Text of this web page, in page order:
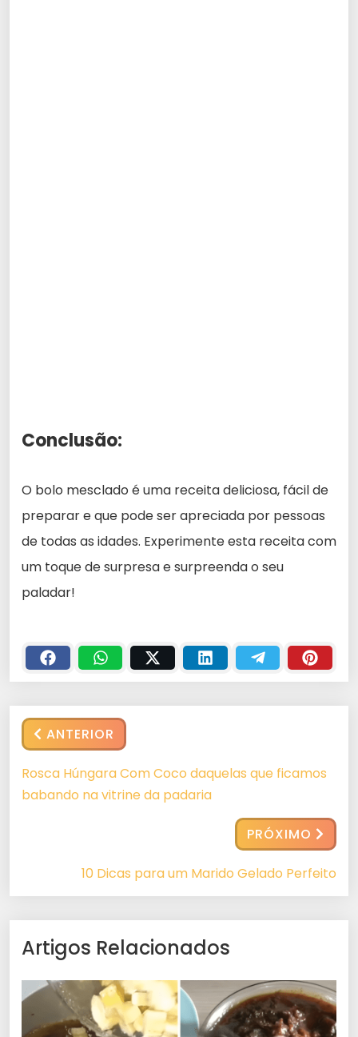
Conclusão:
O bolo mesclado é uma receita deliciosa, fácil de
preparar e que pode ser apreciada por pessoas
de todas as idades. Experimente esta receita com
um toque de surpresa e surpreenda o seu
paladar!
ANTERIOR
Rosca Húngara Com Coco daquelas que ficamos
babando na vitrine da padaria
PRÓXIMO
10 Dicas para um Marido Gelado Perfeito
Artigos Relacionados